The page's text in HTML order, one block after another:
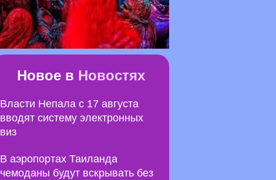
Новое в Новостях
Власти Непала с 17 августа
вводят систему электронных
виз
В аэропортах Таиланда
чемоданы будут вскрывать без